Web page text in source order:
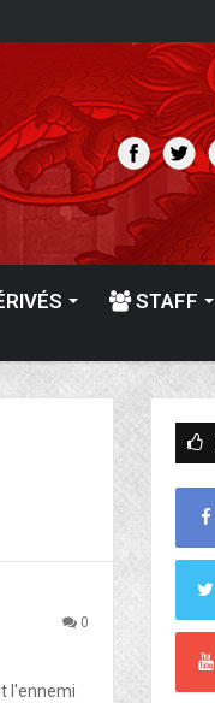
STAFF
0
l'ennemi